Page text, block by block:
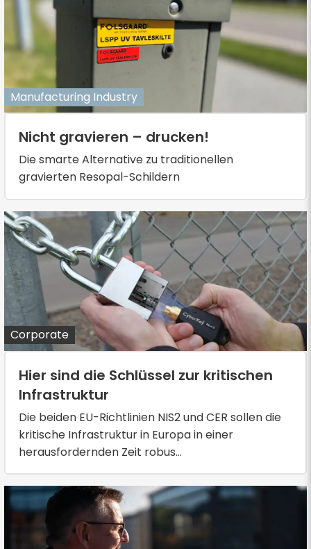
Manufacturing Industry
Nicht gravieren – drucken!
Die smarte Alternative zu traditionellen
gravierten Resopal-Schildern
Corporate
Hier sind die Schlüssel zur kritischen
Infrastruktur
Die beiden EU-Richtlinien NIS2 und CER sollen die
kritische Infrastruktur in Europa in einer
herausfordernden Zeit robus...